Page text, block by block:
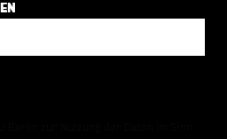
zur Nutzung der Daten im Sinn